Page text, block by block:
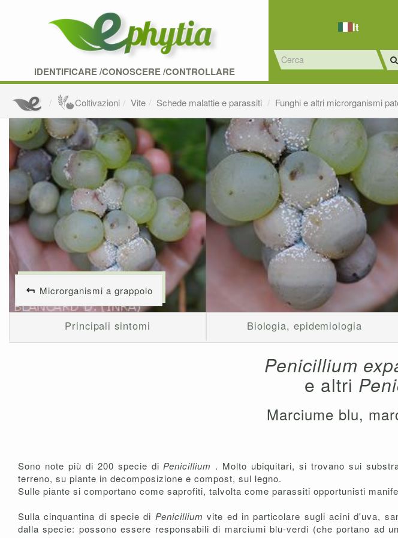
IDENTIFICARE /CONOSCERE /CONTROLLARE
It
Coltivazioni Vite Schede malattie e parassiti Funghi e altri microrganismi
Microrganismi a grappolo
Principali sintomi Biologia, epidemiologia
Penicillium
e altri
Marciume blu,
Sono note più di 200 specie diPenicillium . Molto ubiquitari, si trovano sui
terreno, su piante in decomposizione e compost, sul legno.
Sulle piante si comportano come saprofiti, talvolta come parassiti opportunisti
Sulla cinquantina di specie di Penicilliumvite ed in particolare sugli acini d'uva,
dalla specie: possono essere responsabili di marciumi blu-verdi (che portano ad